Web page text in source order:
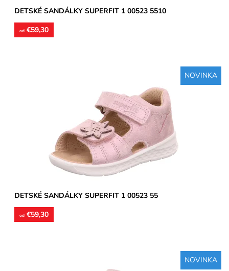
DETSKÉ SANDÁLKY SUPERFIT 1 00523 5510
od €59,30
NOVINKA
Zvršok usňová koža, vnútorné podšívky aj stielky kožené.
Sandálky vhodné na úzke a stredne široké chodidlá,
Skladom
Superfit
2 roky
DETSKÉ SANDÁLKY SUPERFIT 1 00523 55
od €59,30
NOVINKA